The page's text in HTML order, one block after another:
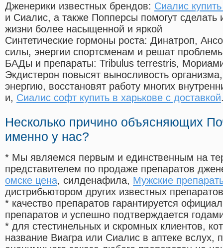
Дженерики известных брендов: Сиалис
и Сиалис, а также Попперсы помогут
жизни более насыщенной и яркой
Синтетические гормоны роста: Динатроп,
силы, энергии спортсменам и решат
БАДы и препараты: Tribulus terrestris,
Экдистерон повысят выносливость
энергию, восстановят работу многих
и, Сиалис софт купить в харькове с доставкой
Несколько причино объясняющих
именно у нас?
* Мы являемся первым и единственным на
представителем по продаже препаратов
омске цена, силденафила, Мужские
дистрибьютором других известных препаратов
* качество препаратов гарантируется
препаратов и успешно подтверждается
* для стестинельных и скромных клиентов,
название Виагра или Сиалис в аптеке вслух,